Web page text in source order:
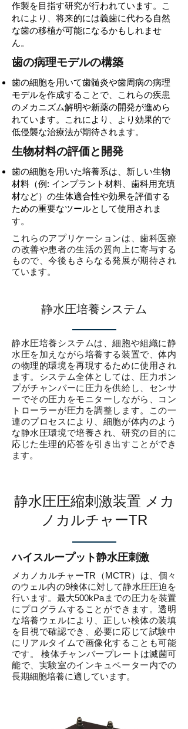
作製を目指す研究が行われています。こ
れにより、将来的には義歯に代わる自然
な歯の移植が可能になるかもしれませ
ん。
歯の病理モデルの構築
歯の細胞を用いて歯髄炎や歯周病の病理
モデルを作成することで、これらの疾患
のメカニズム解明や新薬の開発が進めら
れています。これにより、より効果的で
低侵襲な治療法が期待されます。
生物材料の評価と開発
歯の細胞を用いた培養系は、新しい生物
材料（例: インプラント材料、歯科用充填
材など）の生体適合性や効果を評価する
ための重要なツールとして使用されま
す。
これらのアプリケーションは、歯科医療
の改善や患者の生活の質向上に寄与する
もので、今後もさらなる発展が期待され
ています。
静水圧培養システム
静水圧培養システムは、細胞や組織に静
水圧を加えながら培養する装置で、体内
の物理的環境を再現するために使用され
ます。システム全体としては、圧力ポン
プがチャンバーに圧力を供給し、センサ
ーでその圧力をモニターしながら、コン
トローラーが圧力を調整します。この一
連のプロセスにより、細胞が体内のよう
な静水圧環境で培養され、研究の目的に
応じた生理的応答を引き出すことができ
ます。
​静水圧圧縮刺激装置 メカ
ノカルチャーTR
ハイスループット静水圧刺激
メカノカルチャーTR（MCTR）は、個々
のウェル内の9検体に対して静水圧圧迫を
行います。最大500kPaまでの圧力を装置
にプログラムすることができます。透明
な培養ウェルにより、正しい検体の装填
を目視で確認でき、必要に応じて試験中
にリアルタイムで画像化することも可能
です。 検体チャンバープレートは滅菌可
能で、実験室のインキュベーター内での
長期細胞培養に適しています。